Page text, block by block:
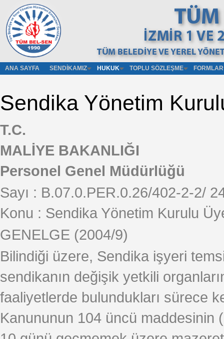
ANA SAYFA SENDIKAMIZ HUKUK TOPLU SÖZLEŞME FORMLAR
Sendika Yönetim
T.C.
MALİYE BAKANLIĞI
Personel Genel Müdürlüğü
Sayı : B.07.0.PER.0.26/402-2-2/
Konu : Sendika Yönetim Kurulu
GENELGE (2004/9)
Bilindiği üzere, Sendika işyeri
sendikanın değişik yetkili
faaliyetlerde bulundukları sürece
Kanununun 104 üncü maddesinin